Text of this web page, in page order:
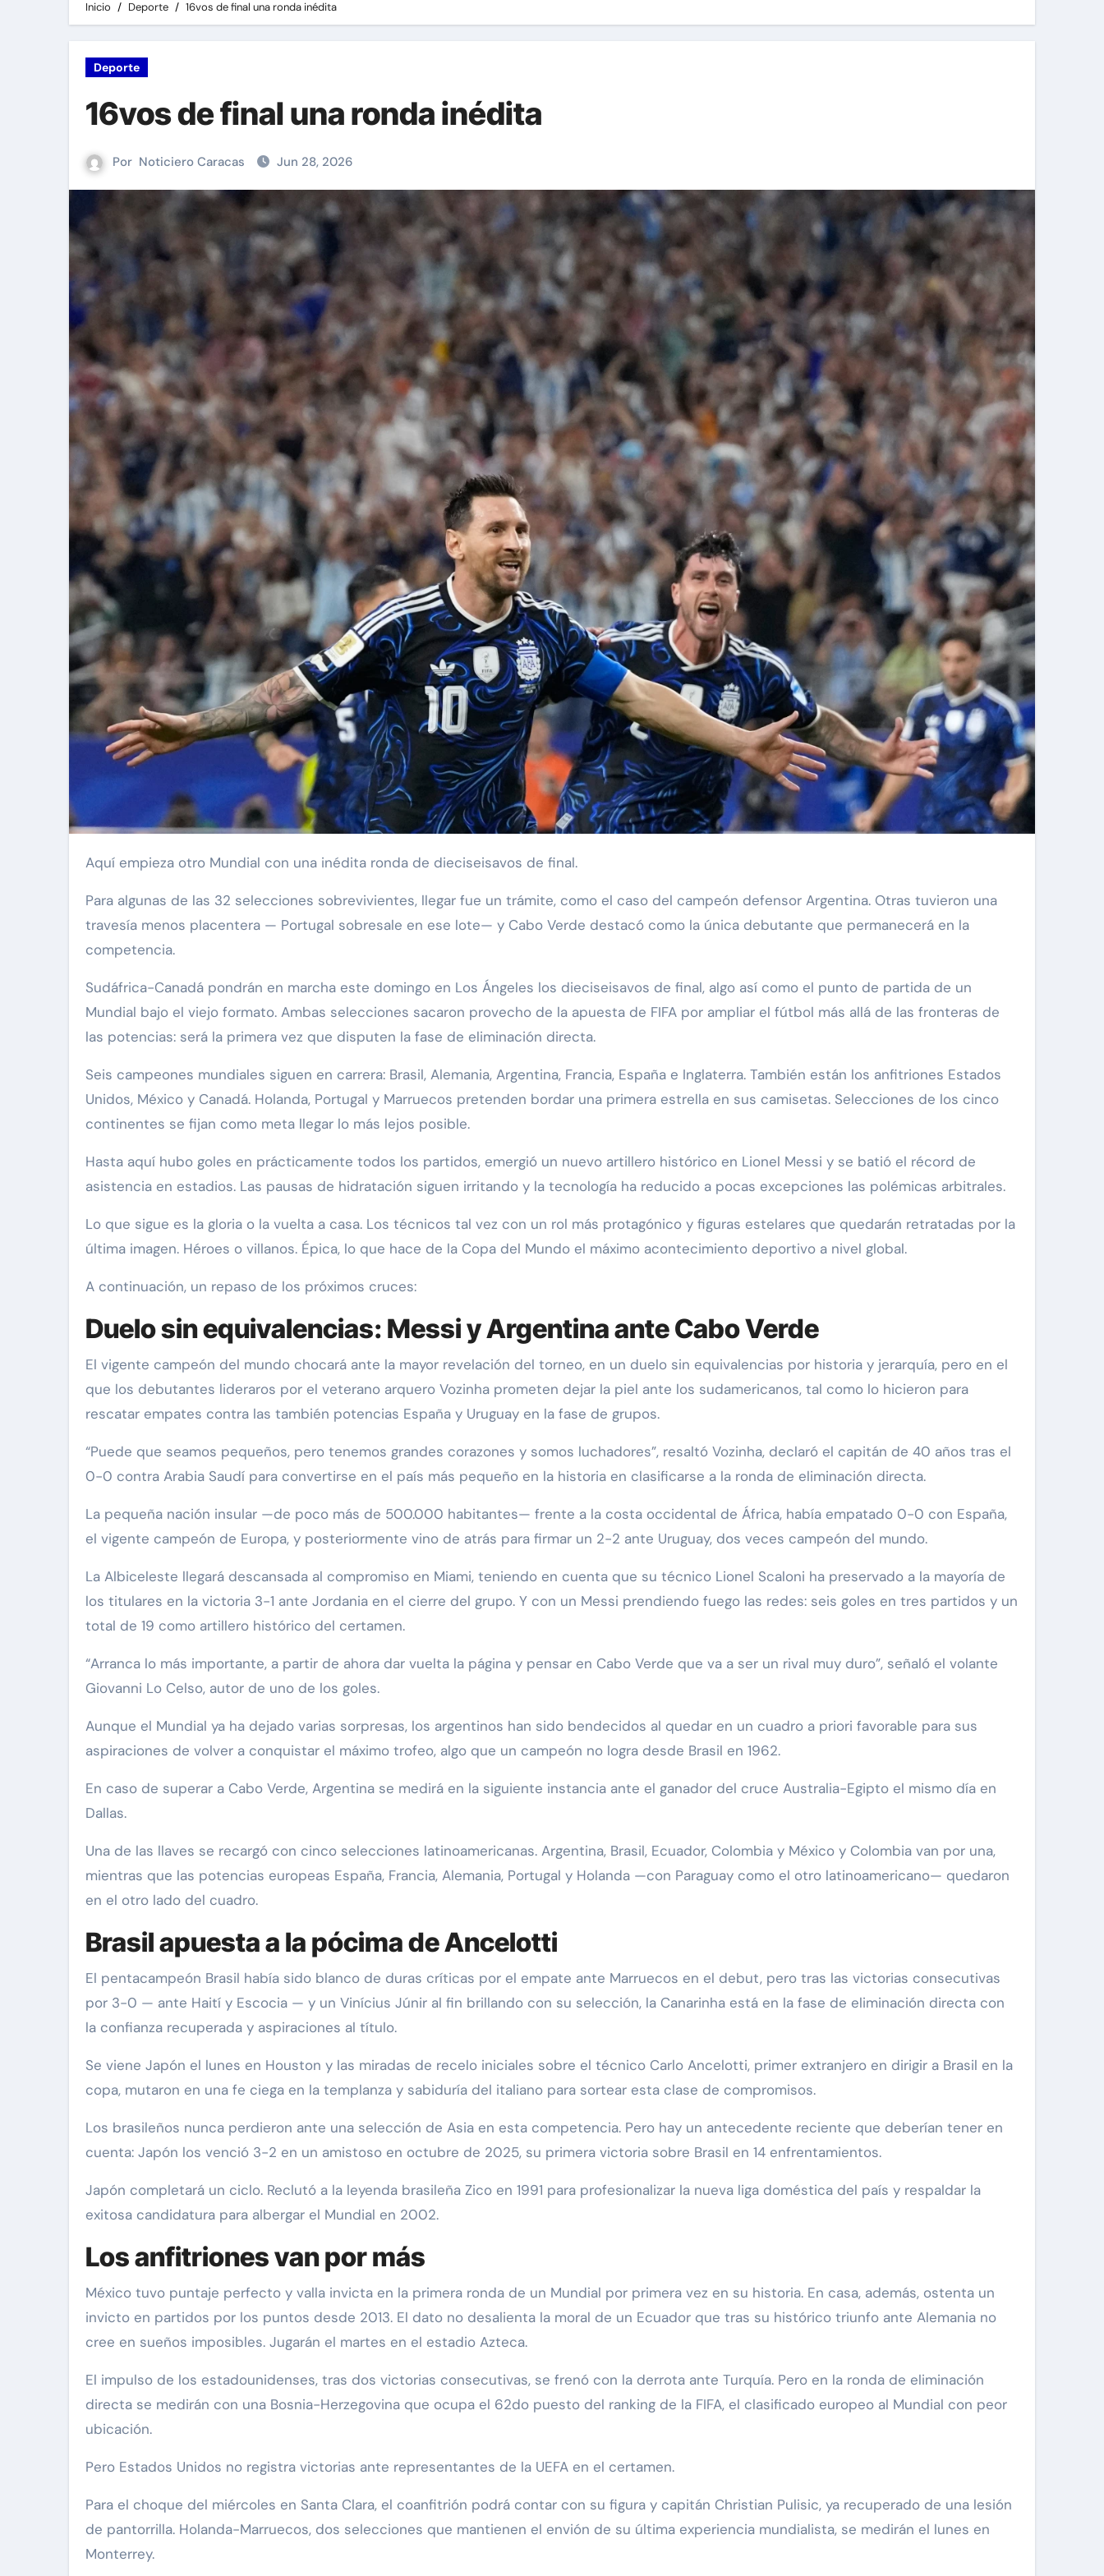
Inicio Deporte 16vos de final una ronda inédita
Deporte
16vos de final una ronda inédita
Por Noticiero Caracas Jun 28, 2026
Aquí empieza otro Mundial con una inédita ronda de dieciseisavos de final.
Para algunas de las 32 selecciones sobrevivientes, llegar fue un trámite, como el caso del campeón defensor Argentina. Otras tuvieron una
travesía menos placentera — Portugal sobresale en ese lote— y Cabo Verde destacó como la única debutante que permanecerá en la
competencia.
Sudáfrica-Canadá pondrán en marcha este domingo en Los Ángeles los dieciseisavos de final, algo así como el punto de partida de un
Mundial bajo el viejo formato. Ambas selecciones sacaron provecho de la apuesta de FIFA por ampliar el fútbol más allá de las fronteras de
las potencias: será la primera vez que disputen la fase de eliminación directa.
Seis campeones mundiales siguen en carrera: Brasil, Alemania, Argentina, Francia, España e Inglaterra. También están los anfitriones Estados
Unidos, México y Canadá. Holanda, Portugal y Marruecos pretenden bordar una primera estrella en sus camisetas. Selecciones de los cinco
continentes se fijan como meta llegar lo más lejos posible.
Hasta aquí hubo goles en prácticamente todos los partidos, emergió un nuevo artillero histórico en Lionel Messi y se batió el récord de
asistencia en estadios. Las pausas de hidratación siguen irritando y la tecnología ha reducido a pocas excepciones las polémicas arbitrales.
Lo que sigue es la gloria o la vuelta a casa. Los técnicos tal vez con un rol más protagónico y figuras estelares que quedarán retratadas por la
última imagen. Héroes o villanos. Épica, lo que hace de la Copa del Mundo el máximo acontecimiento deportivo a nivel global.
A continuación, un repaso de los próximos cruces:
Duelo sin equivalencias: Messi y Argentina ante Cabo Verde
El vigente campeón del mundo chocará ante la mayor revelación del torneo, en un duelo sin equivalencias por historia y jerarquía, pero en el
que los debutantes lideraros por el veterano arquero Vozinha prometen dejar la piel ante los sudamericanos, tal como lo hicieron para
rescatar empates contra las también potencias España y Uruguay en la fase de grupos.
“Puede que seamos pequeños, pero tenemos grandes corazones y somos luchadores”, resaltó Vozinha, declaró el capitán de 40 años tras el
0-0 contra Arabia Saudí para convertirse en el país más pequeño en la historia en clasificarse a la ronda de eliminación directa.
La pequeña nación insular —de poco más de 500.000 habitantes— frente a la costa occidental de África, había empatado 0-0 con España,
el vigente campeón de Europa, y posteriormente vino de atrás para firmar un 2-2 ante Uruguay, dos veces campeón del mundo.
La Albiceleste llegará descansada al compromiso en Miami, teniendo en cuenta que su técnico Lionel Scaloni ha preservado a la mayoría de
los titulares en la victoria 3-1 ante Jordania en el cierre del grupo. Y con un Messi prendiendo fuego las redes: seis goles en tres partidos y un
total de 19 como artillero histórico del certamen.
“Arranca lo más importante, a partir de ahora dar vuelta la página y pensar en Cabo Verde que va a ser un rival muy duro”, señaló el volante
Giovanni Lo Celso, autor de uno de los goles.
Aunque el Mundial ya ha dejado varias sorpresas, los argentinos han sido bendecidos al quedar en un cuadro a priori favorable para sus
aspiraciones de volver a conquistar el máximo trofeo, algo que un campeón no logra desde Brasil en 1962.
En caso de superar a Cabo Verde, Argentina se medirá en la siguiente instancia ante el ganador del cruce Australia-Egipto el mismo día en
Dallas.
Una de las llaves se recargó con cinco selecciones latinoamericanas. Argentina, Brasil, Ecuador, Colombia y México y Colombia van por una,
mientras que las potencias europeas España, Francia, Alemania, Portugal y Holanda —con Paraguay como el otro latinoamericano— quedaron
en el otro lado del cuadro.
Brasil apuesta a la pócima de Ancelotti
El pentacampeón Brasil había sido blanco de duras críticas por el empate ante Marruecos en el debut, pero tras las victorias consecutivas
por 3-0 — ante Haití y Escocia — y un Vinícius Júnir al fin brillando con su selección, la Canarinha está en la fase de eliminación directa con
la confianza recuperada y aspiraciones al título.
Se viene Japón el lunes en Houston y las miradas de recelo iniciales sobre el técnico Carlo Ancelotti, primer extranjero en dirigir a Brasil en la
copa, mutaron en una fe ciega en la templanza y sabiduría del italiano para sortear esta clase de compromisos.
Los brasileños nunca perdieron ante una selección de Asia en esta competencia. Pero hay un antecedente reciente que deberían tener en
cuenta: Japón los venció 3-2 en un amistoso en octubre de 2025, su primera victoria sobre Brasil en 14 enfrentamientos.
Japón completará un ciclo. Reclutó a la leyenda brasileña Zico en 1991 para profesionalizar la nueva liga doméstica del país y respaldar la
exitosa candidatura para albergar el Mundial en 2002.
Los anfitriones van por más
México tuvo puntaje perfecto y valla invicta en la primera ronda de un Mundial por primera vez en su historia. En casa, además, ostenta un
invicto en partidos por los puntos desde 2013. El dato no desalienta la moral de un Ecuador que tras su histórico triunfo ante Alemania no
cree en sueños imposibles. Jugarán el martes en el estadio Azteca.
El impulso de los estadounidenses, tras dos victorias consecutivas, se frenó con la derrota ante Turquía. Pero en la ronda de eliminación
directa se medirán con una Bosnia-Herzegovina que ocupa el 62do puesto del ranking de la FIFA, el clasificado europeo al Mundial con peor
ubicación.
Pero Estados Unidos no registra victorias ante representantes de la UEFA en el certamen.
Para el choque del miércoles en Santa Clara, el coanfitrión podrá contar con su figura y capitán Christian Pulisic, ya recuperado de una lesión
de pantorrilla. Holanda-Marruecos, dos selecciones que mantienen el envión de su última experiencia mundialista, se medirán el lunes en
Monterrey.